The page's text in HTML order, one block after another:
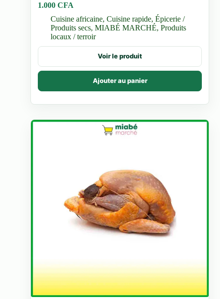
1.000CFA
Cuisine africaine,Cuisine rapide,Épicerie /
Produits secs,MIABÉ MARCHÉ,Produits
locaux / terroir
Voir le produit
Ajouter au panier